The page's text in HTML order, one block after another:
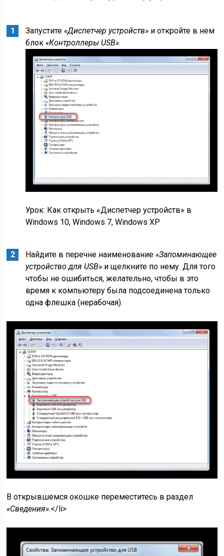
Запустите«Диспетчер устройств» и откройте в нем
блок«Контроллеры USB».
Урок: Как открыть «Диспетчер устройств» в
Windows 10, Windows 7, Windows XP
Найдите в перечне наименование«Запоминающее
устройство для USB» и щелкните по нему. Для того
чтобы не ошибиться, желательно, чтобы в это
время к компьютеру была подсоединена только
одна флешка (нерабочая).
В открывшемся окошке переместитесь в раздел
«Сведения».</li>